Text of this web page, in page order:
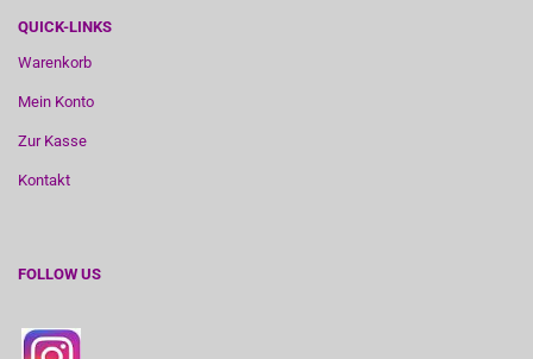
QUICK-LINKS
Warenkorb
Mein Konto
Zur Kasse
Kontakt
FOLLOW US